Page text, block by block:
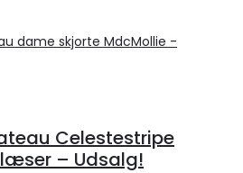
Celestestripe
– Udsalg!